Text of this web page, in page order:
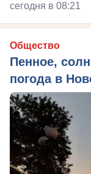
сегодня в 08:21
Общество
Пенное,
погода в